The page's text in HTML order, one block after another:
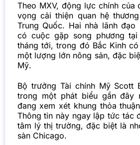
Theo MXV, động lực chính của
vọng cải thiện quan hệ
Trung Quốc. Hai nhà lãnh
có cuộc gặp song phương tại
tháng tới, trong đó Bắc Kinh
một lượng lớn nông sản, đặc
Mỹ.
Bộ trưởng Tài chính Mỹ Scott
trong một phát biểu gần đây
đang xem xét khung thỏa
Thông tin này ngay lập tức tác
tâm lý thị trường, đặc biệt là
sàn Chicago.